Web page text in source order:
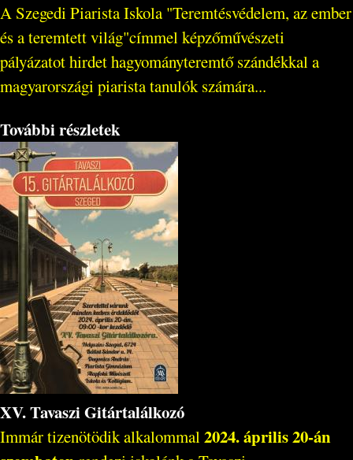
A Szegedi Piarista Iskola "Teremtésvédelem, az ember
és a teremtett világ"címmel képzőművészeti
pályázatot hirdet hagyományteremtő szándékkal a
magyarországi piarista tanulók számára...
További részletek
XV. Tavaszi Gitártalálkozó
Immár tizenötödik alkalommal2024. április 20-án